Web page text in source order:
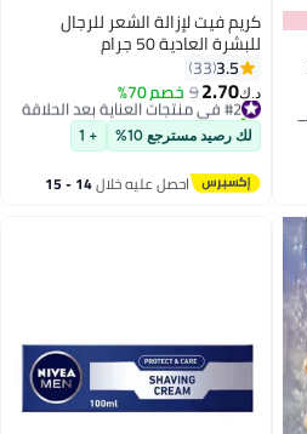
كريم فيت لإزالة الشعر للرجال
للبشرة العادية 50 جرام
3.5
33
د.ك‏2.70
9خصم 70% #2 في منتجات العناية بعد الحلاقة
تم بيع +20 مؤخرًا
#2 في منتجات العناية بعد الحلاقة
لك رصيد مسترجع 10% + 1
احصل عليه خلال 14 - 15